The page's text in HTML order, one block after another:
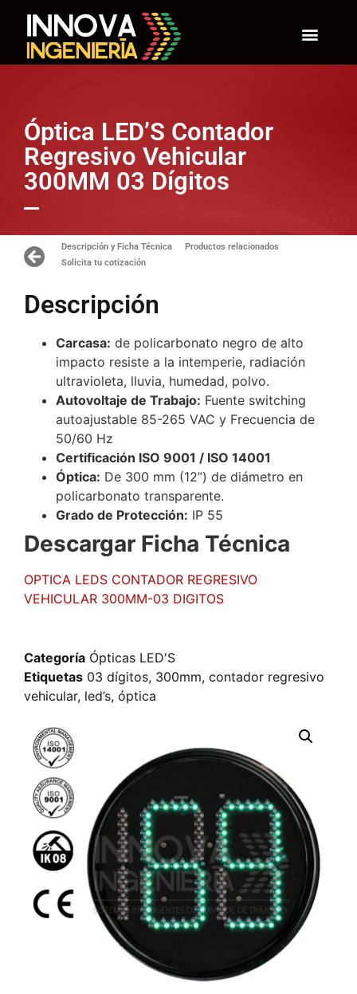
Óptica LED’S Contador
Regresivo Vehicular
300MM 03 Dígitos
Descripción y Ficha Técnica
Productos relacionados
Solicita tu cotización
Descripción
Carcasa: de policarbonato negro de alto
impacto resiste a la intemperie, radiación
ultravioleta, lluvia, humedad, polvo.
Autovoltaje de Trabajo: Fuente switching
autoajustable 85-265 VAC y Frecuencia de
50/60 Hz
Certificación ISO 9001 / ISO 14001
Óptica: De 300 mm (12”) de diámetro en
policarbonato transparente.
Grado de Protección: IP 55
Descargar Ficha Técnica
OPTICA LEDS CONTADOR REGRESIVO
VEHICULAR 300MM-03 DIGITOS
Categoría Ópticas LED'S
Etiquetas 03 dígitos, 300mm, contador regresivo
vehicular, led’s, óptica